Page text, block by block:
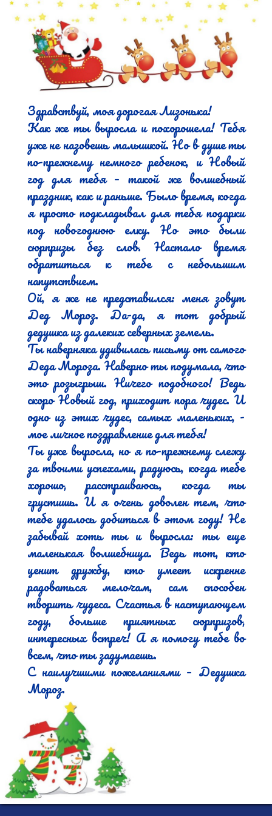
Здравствуй, моя дорогая Лизонька!
Как же ты выросла и похорошела! Тебя
уже не назовешь малышкой. Но в душе ты
по-прежнему немного ребенок, и Новый
год для тебя – такой же волшебный
праздник, как и раньше. Было время, когда
я просто подкладывал для тебя подарки
под новогоднюю елку. Но это были
сюрпризы без слов. Настало время
обратиться к тебе с небольшим
напутствием.
Ой, я же не представился: меня зовут
Дед Мороз. Да-да, я тот добрый
дедушка из далеких северных земель.
Ты наверняка удивилась письму от самого
Деда Мороза. Наверно ты подумала, что
это розыгрыш. Ничего подобного! Ведь
скоро Новый год, приходит пора чудес. И
одно из этих чудес, самых маленьких, -
мое личное поздравление для тебя!
Ты уже выросла, но я по-прежнему слежу
за твоими успехами, радуюсь, когда тебе
хорошо, расстраиваюсь, когда ты
грустишь. И я очень доволен тем, что
тебе удалось добиться в этом году! Не
забывай хоть ты и выросла: ты еще
маленькая волшебница. Ведь тот, кто
ценит дружбу, кто умеет искренне
радоваться мелочам, сам способен
творить чудеса. Счастья в наступающем
году, больше приятных сюрпризов,
интересных встреч! А я помогу тебе во
всем, что ты задумаешь.
С наилучшими пожеланиями – Дедушка
Мороз.